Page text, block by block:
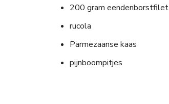
200 gram eendenborstfilet
rucola
Parmezaanse kaas
pijnboompitjes